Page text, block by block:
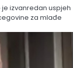
izvanredan uspjeh
za mlađe